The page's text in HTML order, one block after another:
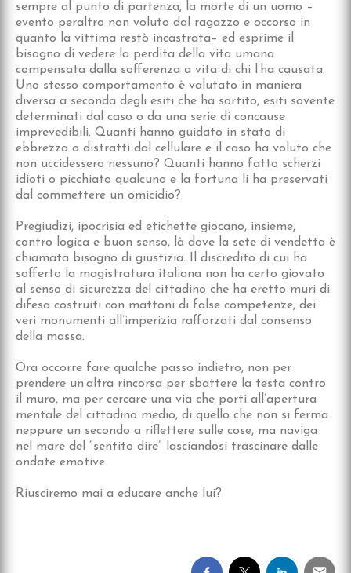
sempre al punto di partenza, la morte di un uomo –
evento peraltro non voluto dal ragazzo e occorso in
quanto la vittima restò incastrata– ed esprime il
bisogno di vedere la perdita della vita umana
compensata dalla sofferenza a vita di chi l’ha causata.
Uno stesso comportamento è valutato in maniera
diversa a seconda degli esiti che ha sortito, esiti sovente
determinati dal caso o da una serie di concause
imprevedibili. Quanti hanno guidato in stato di
ebbrezza o distratti dal cellulare e il caso ha voluto che
non uccidessero nessuno? Quanti hanno fatto scherzi
idioti o picchiato qualcuno e la fortuna li ha preservati
dal commettere un omicidio?
Pregiudizi, ipocrisia ed etichette giocano, insieme,
contro logica e buon senso, là dove la sete di vendetta è
chiamata bisogno di giustizia. Il discredito di cui ha
sofferto la magistratura italiana non ha certo giovato
al senso di sicurezza del cittadino che ha eretto muri di
difesa costruiti con mattoni di false competenze, dei
veri monumenti all’imperizia rafforzati dal consenso
della massa.
Ora occorre fare qualche passo indietro, non per
prendere un’altra rincorsa per sbattere la testa contro
il muro, ma per cercare una via che porti all’apertura
mentale del cittadino medio, di quello che non si ferma
neppure un secondo a riflettere sulle cose, ma naviga
nel mare del “sentito dire” lasciandosi trascinare dalle
ondate emotive.
Riusciremo mai a educare anche lui?